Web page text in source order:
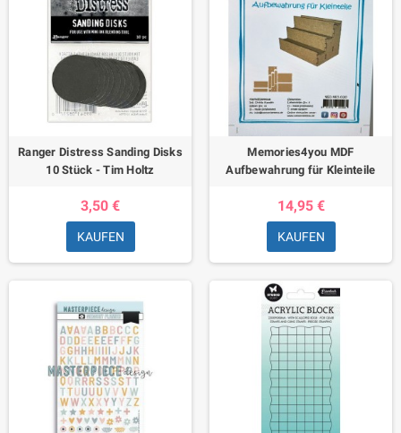
Ranger Distress Sanding Disks
10 Stück - Tim Holtz
3,50 €
KAUFEN
Memories4you MDF
Aufbewahrung für Kleinteile
14,95 €
KAUFEN